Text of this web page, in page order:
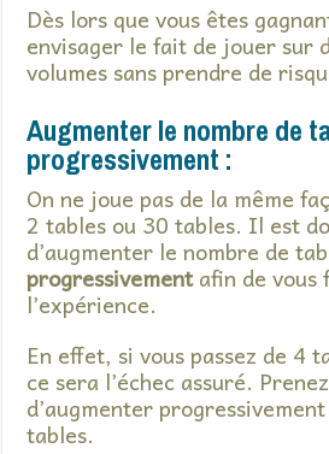
Dès lors que vous êtes
envisager le fait de jouer sur
volumes sans prendre de
Augmenter le nombre de
progressivement :
On ne joue pas de la même
2 tables ou 30 tables. Il est
d’augmenter le nombre de
progressivementafin de vous
l’expérience.
En effet, si vous passez de 4
ce sera l’échec assuré.
d’augmenter
tables.